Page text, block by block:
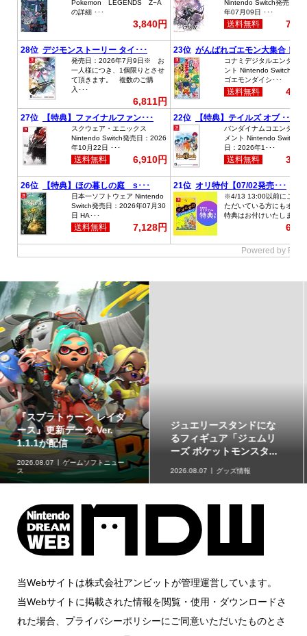
ジュエリースタンドにな
るフィギュア「ジェムリ
ーズ ポケットモンスタ...
2026.08.07 グッズ情報
草タイプのポケモンが集
合！「ポケットモンスタ
ー スイングコレクショ...
2026.08.07 グッズ情報
当Webサイトは株式会社アンビットが管理運営しています。
当Webサイトに掲載された情報を閲覧・使用・ダウンロードさ
れた場合、プライバシーポリシーにご同意いただいたものとさ